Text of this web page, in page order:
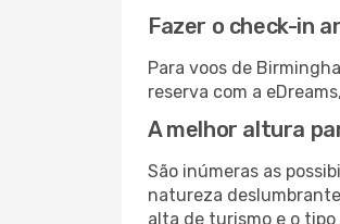
Fazer o check-in
Para voos de
reserva com a
A melhor altura
São inúmeras as
natureza
alta de turismo e o